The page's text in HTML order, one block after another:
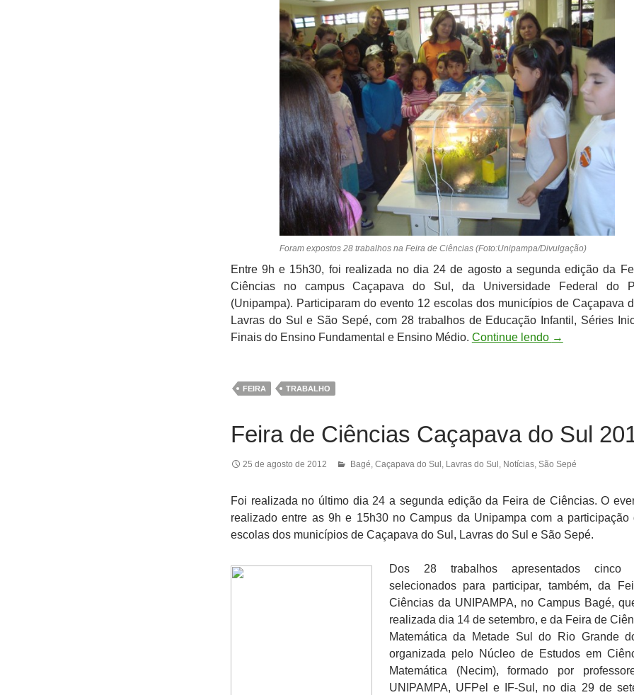
Foram expostos 28 trabalhos na Feira de Ciências (Foto:Unipampa/Divulgação)
Entre 9h e 15h30, foi realizada no dia 24 de agosto a segunda edição da
Ciências no campus Caçapava do Sul, da Universidade Federal do
(Unipampa). Participaram do evento 12 escolas dos municípios de Caçapava
Lavras do Sul e São Sepé, com 28 trabalhos de Educação Infantil, Séries
Finais do Ensino Fundamental e Ensino Médio. Continue lendo →
FEIRA TRABALHO
Feira de Ciências Caçapava do Sul
25 de agosto de 2012 Bagé Caçapava do Sul Lavras do Sul Notícias, São Sepé
Foi realizada no último dia 24 a segunda edição da Feira de Ciências. O
realizado entre as 9h e 15h30 no Campus da Unipampa com a participação
escolas dos municípios de Caçapava do Sul, Lavras do Sul e São Sepé.
Dos 28 trabalhos apresentados cinco
selecionados para participar, também, da
Ciências da UNIPAMPA, no Campus Bagé,
realizada dia 14 de setembro, e da Feira de
Matemática da Metade Sul do Rio Grande
organizada pelo Núcleo de Estudos em
Matemática (Necim), formado por
UNIPAMPA, UFPel e IF-Sul, no dia 29 de